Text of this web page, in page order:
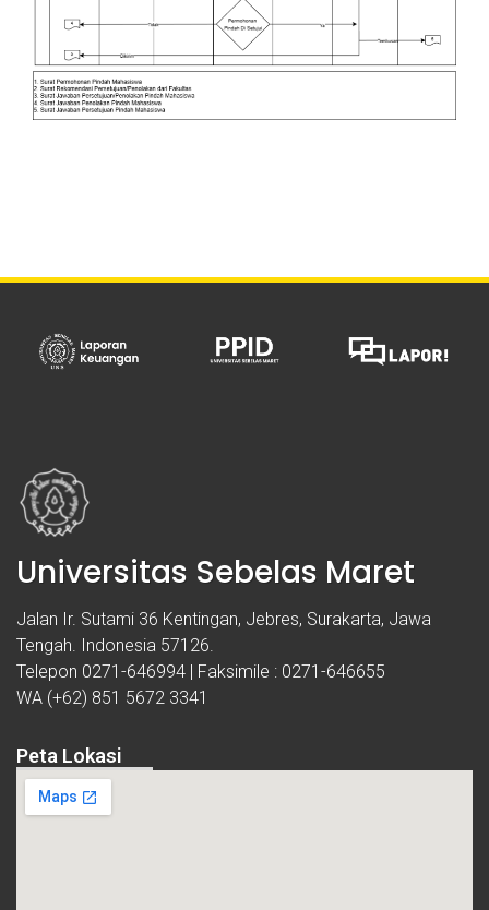
Universitas Sebelas Maret
Jalan Ir. Sutami 36 Kentingan, Jebres, Surakarta, Jawa
Tengah. Indonesia 57126.
Telepon 0271-646994 | Faksimile : 0271-646655
WA (+62) 851 5672 3341
Peta Lokasi